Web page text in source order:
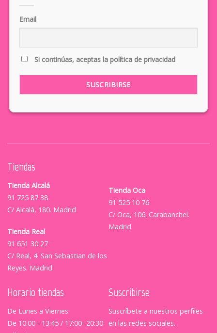
Email
Si continúas, aceptas la política de privacidad
Tiendas
Tienda Alcalá
91 725 87 38
C/ Alcalá, 180. Madrid
Tienda Real
91 651 30 27
C/ Real, 4. San Sebastian de los
Reyes. Madrid
Tienda Oca
91 525 10 76
C/ Oca, 106. Carabanchel.
Madrid
Horario tiendas
De Lunes a Viernes:
De 10:00 - 13:45 / 17:00- 20:30
Suscribirse
Suscríbete a nuestros perfiles
en las redes sociales.